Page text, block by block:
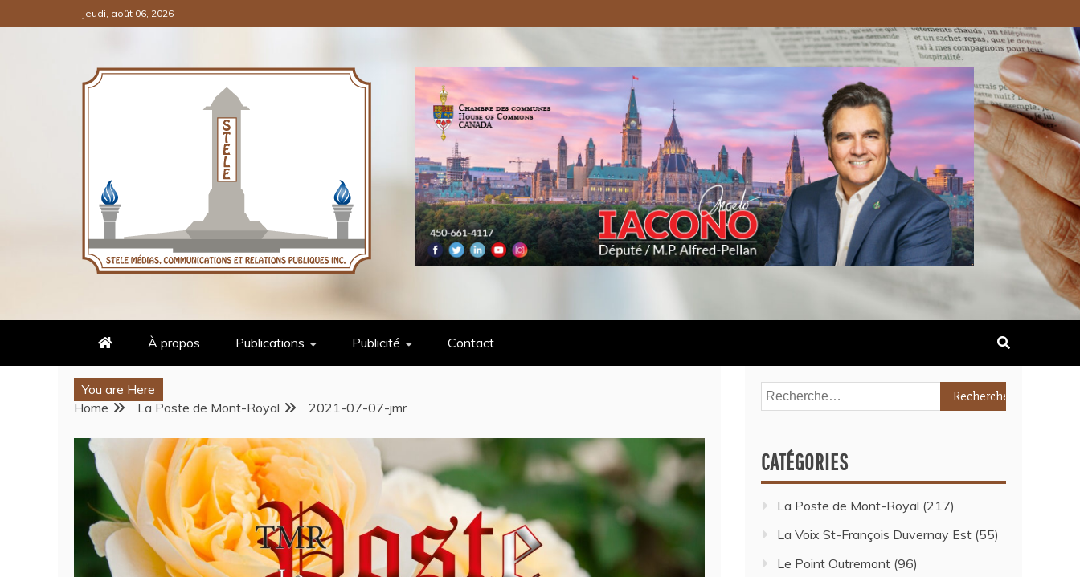
Jeudi, août 06, 2026
À propos Publications Publicité Contact
You are Here
Home
La Poste de Mont-Royal 2021-07-07-jmr
CATÉGORIES
La Poste de Mont-Royal (217)
La Voix St-François Duvernay Est (55)
Le Point Outremont (96)